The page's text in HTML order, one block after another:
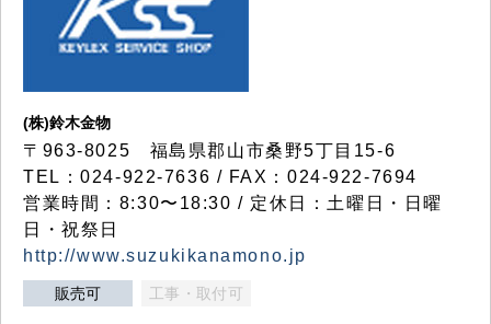
(株)鈴木金物
〒963-8025 福島県郡山市桑野5丁目15-6
TEL：024-922-7636 / FAX：024-922-7694
営業時間：8:30〜18:30 / 定休日：土曜日・日曜
日・祝祭日
http://www.suzukikanamono.jp
販売可 工事・取付可